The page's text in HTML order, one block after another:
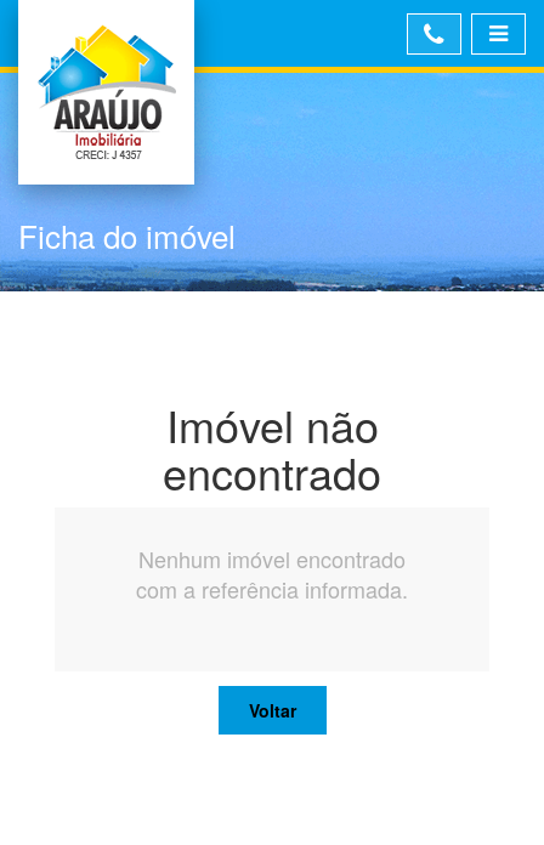
Ficha do imóvel
Imóvel não
encontrado
Nenhum imóvel encontrado
com a referência informada.
Voltar